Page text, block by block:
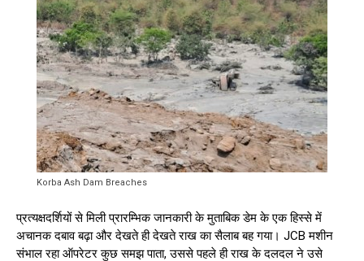
Korba Ash Dam Breaches
प्रत्यक्षदर्शियों से मिली प्रारम्भिक जानकारी के मुताबिक डेम के एक हिस्से में
अचानक दबाव बढ़ा और देखते ही देखते राख का सैलाब बह गया। JCB मशीन
संभाल रहा ऑपरेटर कुछ समझ पाता, उससे पहले ही राख के दलदल ने उसे